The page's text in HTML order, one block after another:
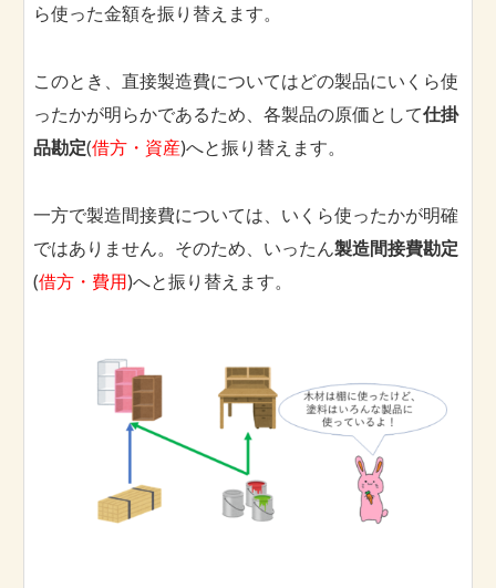
ら使った金額を振り替えます。
このとき、直接製造費についてはどの製品にいくら使
ったかが明らかであるため、各製品の原価として仕掛
品勘定(借方・資産)へと振り替えます。
一方で製造間接費については、いくら使ったかが明確
ではありません。そのため、いったん製造間接費勘定
(借方・費用)へと振り替えます。